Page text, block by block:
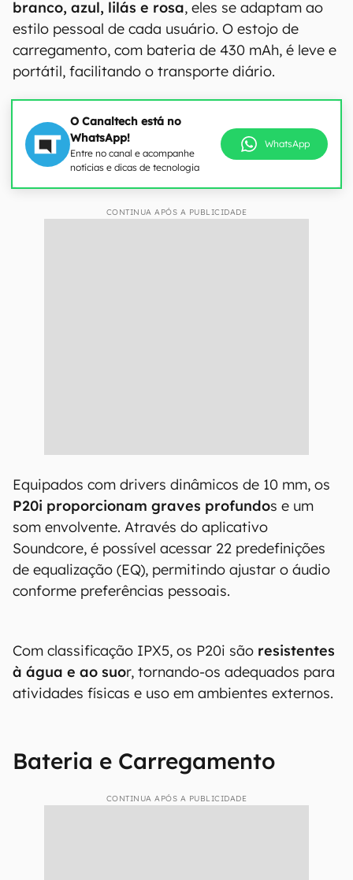
branco, azul, lilás e rosa, eles se adaptam ao
estilo pessoal de cada usuário. O estojo de
carregamento, com bateria de 430 mAh, é leve e
portátil, facilitando o transporte diário.
O Canaltech está no
WhatsApp!
Entre no canal e acompanhe
notícias e dicas de tecnologia
WhatsApp
CONTINUA APÓS A PUBLICIDADE
Equipados com drivers dinâmicos de 10 mm, os
P20i proporcionam graves profundos e um
som envolvente. Através do aplicativo
Soundcore, é possível acessar 22 predefinições
de equalização (EQ), permitindo ajustar o áudio
conforme preferências pessoais.
Com classificação IPX5, os P20i são resistentes
à água e ao suor, tornando-os adequados para
atividades físicas e uso em ambientes externos.
Bateria e Carregamento
CONTINUA APÓS A PUBLICIDADE